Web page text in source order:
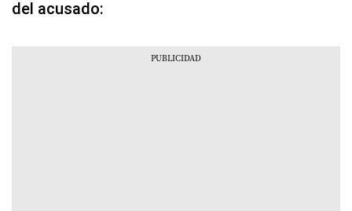
del acusado: